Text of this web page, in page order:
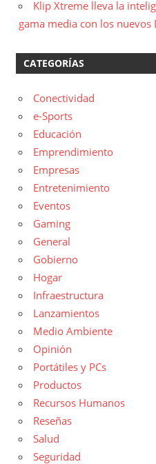
Klip Xtreme lleva la
gama media con los nuevos
CATEGORÍAS
Conectividad
e-Sports
Educación
Emprendimiento
Empresas
Entretenimiento
Eventos
Gaming
General
Gobierno
Hogar
Infraestructura
Lanzamientos
Medio Ambiente
Opinión
Portátiles y PCs
Productos
Recursos Humanos
Reseñas
Salud
Seguridad